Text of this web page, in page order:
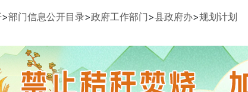
>部门信息公开目录>政府工作部门>县政府办>规划计划